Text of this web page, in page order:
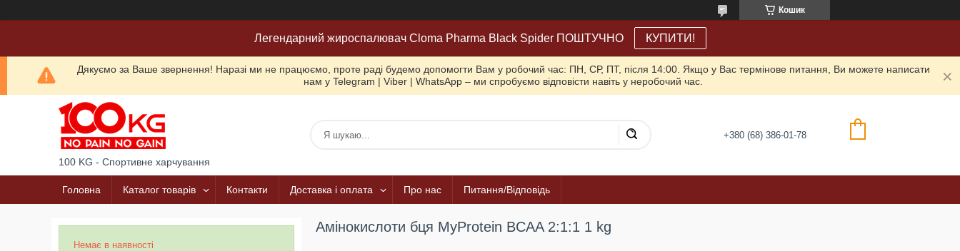
Кошик
Легендарний жироспалювач Cloma Pharma Black Spider ПОШТУЧНО КУПИТИ!
Дякуємо за Ваше звернення! Наразі ми не працюємо, проте раді будемо допомогти Вам у робочий час: ПН, СР, ПТ, після 14:00. Якщо у Вас термінове питання, Ви можете написати
нам у Telegram | Viber | WhatsApp – ми спробуємо відповісти навіть у неробочий час.
100 KG - Спортивне харчування
+380 (68) 386-01-78
Головна Каталог товарів Контакти Доставка і оплата Про нас Питання/Відповідь
Амінокислоти бця MyProtein BCAA 2:1:1 1 kg
Немає в наявності